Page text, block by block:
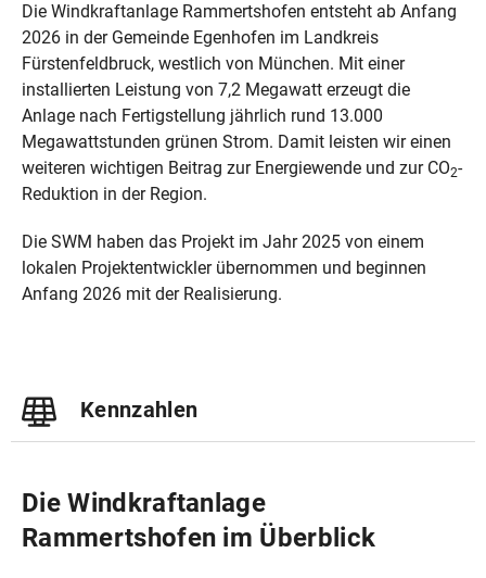
Die Windkraftanlage Rammertshofen entsteht ab Anfang
2026 in der Gemeinde Egenhofen im Landkreis
Fürstenfeldbruck, westlich von München. Mit einer
installierten Leistung von 7,2 Megawatt erzeugt die
Anlage nach Fertigstellung jährlich rund 13.000
Megawattstunden grünen Strom. Damit leisten wir einen
weiteren wichtigen Beitrag zur Energiewende und zur CO2-
Reduktion in der Region.
Die SWM haben das Projekt im Jahr 2025 von einem
lokalen Projektentwickler übernommen und beginnen
Anfang 2026 mit der Realisierung.
Kennzahlen
Die Windkraftanlage
Rammertshofen im Überblick